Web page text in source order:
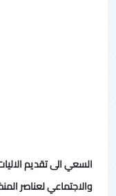
السعي الى تقديم
والاجتماعي لعناصر